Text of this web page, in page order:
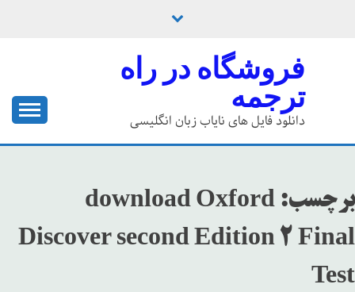
فروشگاه در راه
ترجمه
دانلود فایل های نایاب زبان انگلیسی
برچسب: download Oxford
Discover second Edition 2 Final
Test